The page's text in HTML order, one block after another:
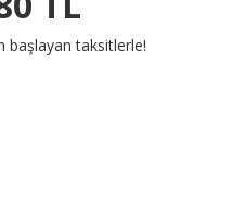
başlayan taksitlerle!